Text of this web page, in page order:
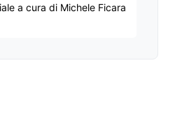
a cura di Michele Ficara